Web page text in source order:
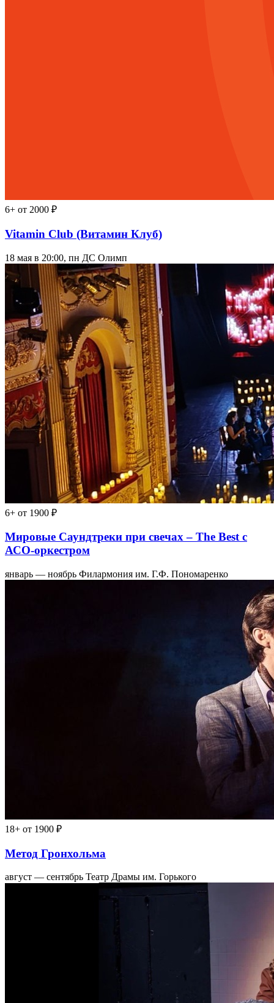
6+ от 2000 ₽
Vitamin Club (Витамин Клуб)
18 мая в 20:00, пн ДС Олимп
6+ от 1900 ₽
Мировые Саундтреки при свечах – The Best с
АСО-оркестром
январь — ноябрь Филармония им. Г.Ф. Пономаренко
18+ от 1900 ₽
Метод Гронхольма
август — сентябрь Театр Драмы им. Горького